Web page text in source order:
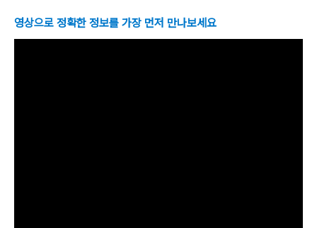
영상으로 정확한 정보를 가장 먼저 만나보세요